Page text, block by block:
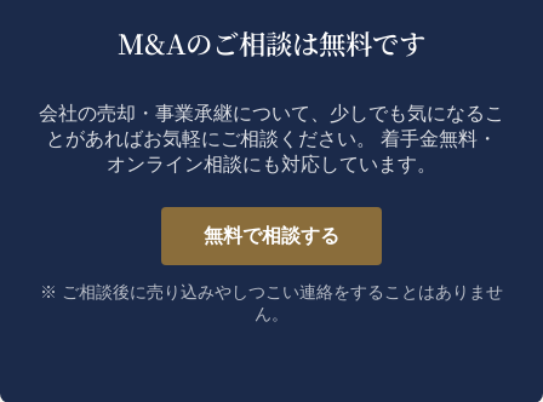
M&Aのご相談は無料です
会社の売却・事業承継について、少しでも気になるこ
とがあればお気軽にご相談ください。 着手金無料・
オンライン相談にも対応しています。
無料で相談する
※ ご相談後に売り込みやしつこい連絡をすることはありませ
ん。